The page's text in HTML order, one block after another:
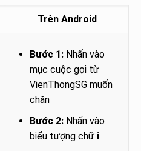
Trên Android
Bước 1: Nhấn vào
mục cuộc gọi từ
VienThongSG muốn
chặn
Bước 2: Nhấn vào
biểu tượng chữ i